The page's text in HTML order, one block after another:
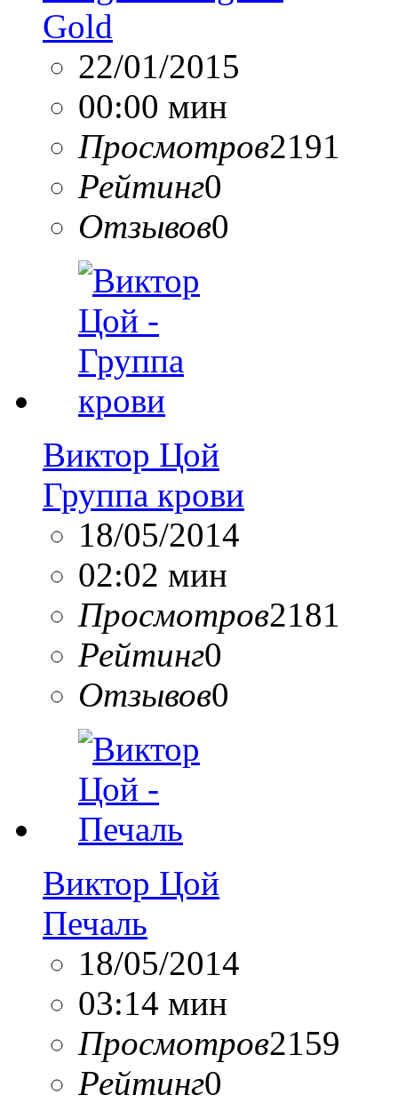
Gold
22/01/2015
00:00 мин
Просмотров2191
Рейтинг0
Отзывов0
Виктор Цой
Группа крови
18/05/2014
02:02 мин
Просмотров2181
Рейтинг0
Отзывов0
Виктор Цой
Печаль
18/05/2014
03:14 мин
Просмотров2159
Рейтинг0